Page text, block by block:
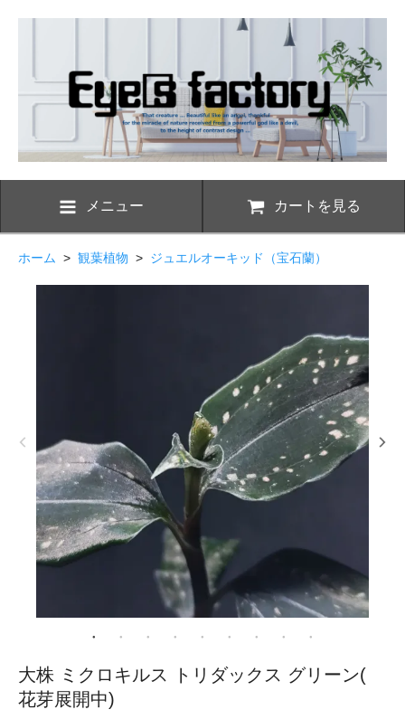
メニュー カートを見る
ホーム > 観葉植物 > ジュエルオーキッド（宝石蘭）
大株 ミクロキルス トリダックス グリーン(
花芽展開中)